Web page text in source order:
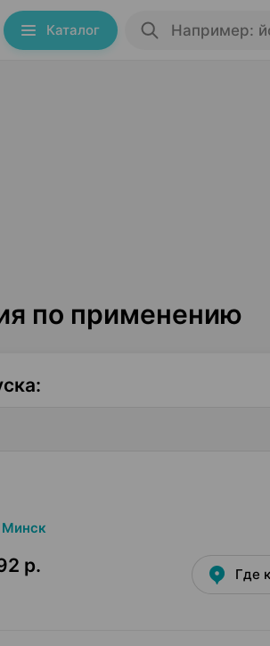
Каталог Например:
по применению
:
Минск
р. Где